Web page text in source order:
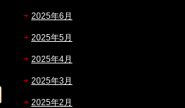
2025年6月
2025年5月
2025年4月
2025年3月
2025年2月